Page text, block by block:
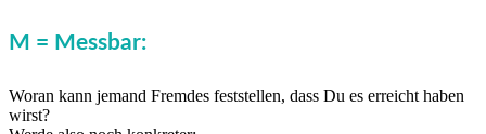
M = Messbar:
Woran kann jemand Fremdes feststellen, dass Du es erreicht haben
wirst?